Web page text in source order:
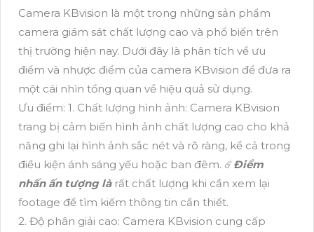
Camera KBvision là một trong những sản phẩm
camera giám sát chất lượng cao và phổ biến trên
thị trường hiện nay. Dưới đây là phân tích về ưu
điểm và nhược điểm của camera KBvision để đưa ra
một cái nhìn tổng quan về hiệu quả sử dụng.
Ưu điểm: 1. Chất lượng hình ảnh: Camera KBvision
trang bị cảm biến hình ảnh chất lượng cao cho khả
năng ghi lại hình ảnh sắc nét và rõ ràng, kể cả trong
điều kiện ánh sáng yếu hoặc ban đêm. ☄️Điểm
nhấn ấn tượng làrất chất lượng khi cần xem lại
footage để tìm kiếm thông tin cần thiết.
2. Độ phân giải cao: Camera KBvision cung cấp